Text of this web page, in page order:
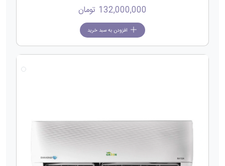
132,000,000 تومان
افزودن به سبد خرید